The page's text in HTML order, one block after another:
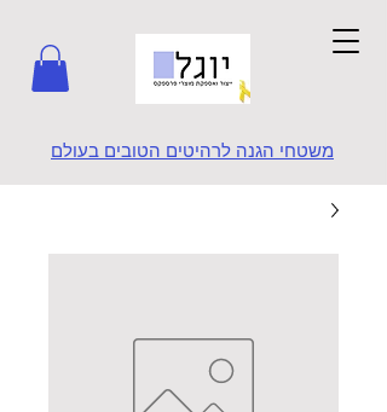
משטחי הגנה לרהיטים הטובים בעולם